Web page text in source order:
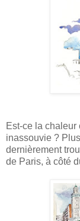
Est-ce la
inassouvie ?
dernièrement
de Paris, à côté